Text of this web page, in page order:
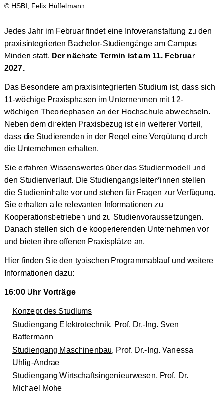
© HSBI, Felix Hüffelmann
Jedes Jahr im Februar findet eine Infoveranstaltung zu den
praxisintegrierten Bachelor-Studiengänge am Campus
Minden statt. Der nächste Termin ist am 11. Februar
2027.
Das Besondere am praxisintegrierten Studium ist, dass sich
11-wöchige Praxisphasen im Unternehmen mit 12-
wöchigen Theoriephasen an der Hochschule abwechseln.
Neben dem direkten Praxisbezug ist ein weiterer Vorteil,
dass die Studierenden in der Regel eine Vergütung durch
die Unternehmen erhalten.
Sie erfahren Wissenswertes über das Studienmodell und
den Studienverlauf. Die Studiengangsleiter*innen stellen
die Studieninhalte vor und stehen für Fragen zur Verfügung.
Sie erhalten alle relevanten Informationen zu
Kooperationsbetrieben und zu Studienvoraussetzungen.
Danach stellen sich die kooperierenden Unternehmen vor
und bieten ihre offenen Praxisplätze an.
Hier finden Sie den typischen Programmablauf und weitere
Informationen dazu:
16:00 Uhr Vorträge
Konzept des Studiums
Studiengang Elektrotechnik, Prof. Dr.-Ing. Sven
Battermann
Studiengang Maschinenbau, Prof. Dr.-Ing. Vanessa
Uhlig-Andrae
Studiengang Wirtschaftsingenieurwesen, Prof. Dr.
Michael Mohe